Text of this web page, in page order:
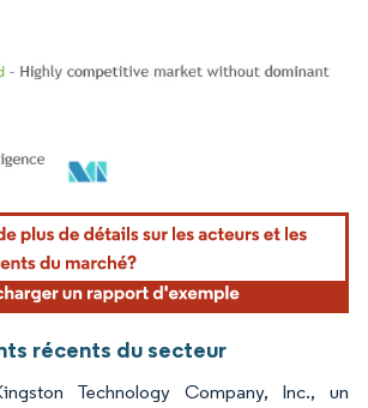
La réutilisation nécessite une attribution sous CC BY
récents du secteur
Technology Company, Inc., un